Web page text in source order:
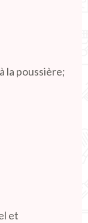
la poussière;
et